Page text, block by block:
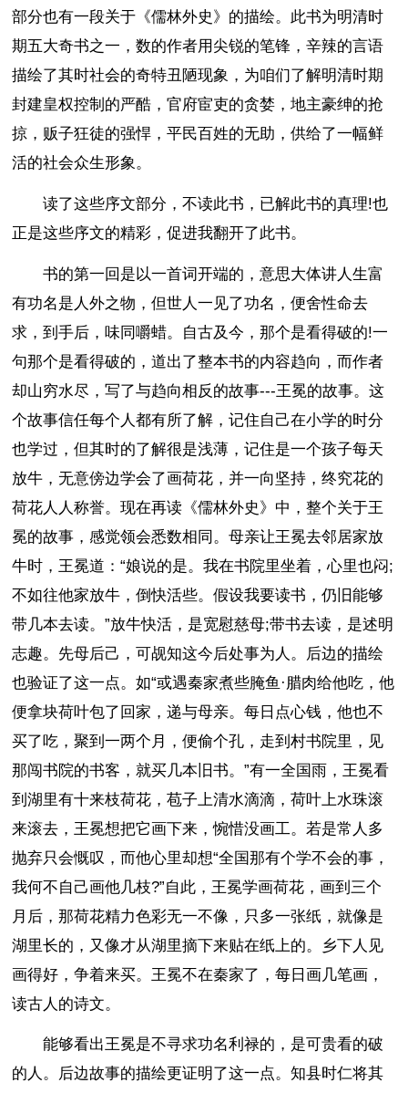
部分也有一段关于《儒林外史》的描绘。此书为明清时
期五大奇书之一，数的作者用尖锐的笔锋，辛辣的言语
描绘了其时社会的奇特丑陋现象，为咱们了解明清时期
封建皇权控制的严酷，官府宦吏的贪婪，地主豪绅的抢
掠，贩子狂徒的强悍，平民百姓的无助，供给了一幅鲜
活的社会众生形象。
读了这些序文部分，不读此书，已解此书的真理!也
正是这些序文的精彩，促进我翻开了此书。
书的第一回是以一首词开端的，意思大体讲人生富
有功名是人外之物，但世人一见了功名，便舍性命去
求，到手后，味同嚼蜡。自古及今，那个是看得破的!一
句那个是看得破的，道出了整本书的内容趋向，而作者
却山穷水尽，写了与趋向相反的故事---王冕的故事。这
个故事信任每个人都有所了解，记住自己在小学的时分
也学过，但其时的了解很是浅薄，记住是一个孩子每天
放牛，无意傍边学会了画荷花，并一向坚持，终究花的
荷花人人称誉。现在再读《儒林外史》中，整个关于王
冕的故事，感觉领会悉数相同。母亲让王冕去邻居家放
牛时，王冕道：“娘说的是。我在书院里坐着，心里也闷;
不如往他家放牛，倒快活些。假设我要读书，仍旧能够
带几本去读。”放牛快活，是宽慰慈母;带书去读，是述明
志趣。先母后己，可觇知这今后处事为人。后边的描绘
也验证了这一点。如“或遇秦家煮些腌鱼·腊肉给他吃，他
便拿块荷叶包了回家，递与母亲。每日点心钱，他也不
买了吃，聚到一两个月，便偷个孔，走到村书院里，见
那闯书院的书客，就买几本旧书。”有一全国雨，王冕看
到湖里有十来枝荷花，苞子上清水滴滴，荷叶上水珠滚
来滚去，王冕想把它画下来，惋惜没画工。若是常人多
抛弃只会慨叹，而他心里却想“全国那有个学不会的事，
我何不自己画他几枝?”自此，王冕学画荷花，画到三个
月后，那荷花精力色彩无一不像，只多一张纸，就像是
湖里长的，又像才从湖里摘下来贴在纸上的。乡下人见
画得好，争着来买。王冕不在秦家了，每日画几笔画，
读古人的诗文。
能够看出王冕是不寻求功名利禄的，是可贵看的破
的人。后边故事的描绘更证明了这一点。知县时仁将其